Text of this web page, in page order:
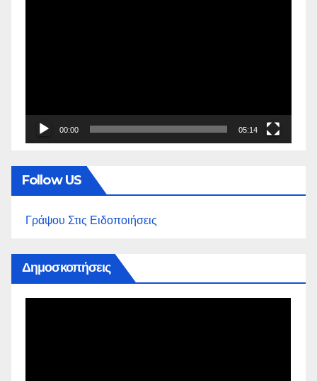
00:00 05:14
Follow US
Γράψου Στις Ειδοποιήσεις
Δημοσκοπήσεις